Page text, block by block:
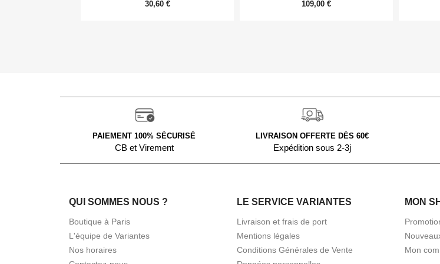
30,60 € 109,00 €
PAIEMENT 100% SÉCURISÉ
CB et Virement
LIVRAISON OFFERTE DÈS 60€
Expédition sous 2-3j
QUI SOMMES NOUS ?
Boutique à Paris
L'équipe de Variantes
Nos horaires
LE SERVICE VARIANTES
Livraison et frais de port
Mentions légales
Conditions Générales de Vente
MON
Mon